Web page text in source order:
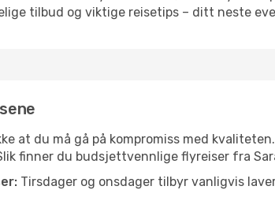
tilbud og viktige reisetips – ditt neste
at du må gå på kompromiss med
finner du budsjettvennlige flyreiser fra
Tirsdager og onsdager tilbyr vanligvis